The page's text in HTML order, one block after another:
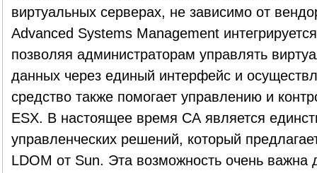
виртуальных серверах, не зависимо от
Advanced Systems Management
позволяя администраторам управлять
данных через единый интерфейс и
средство также помогает управлению и
ESX. В настоящее время СА является
управленческих решений, который
LDOM от Sun. Эта возможность очень важна